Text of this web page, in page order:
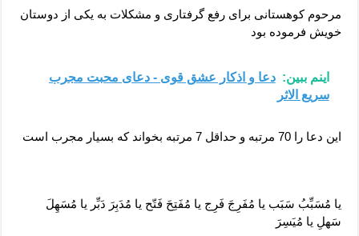
مرحوم کوهستانی برای رفع گرفتاری و مشکلات به یکی از دوستان
خویش فرموده بود
اینم ببین: دعا و اذکار عشق قوی - دعای محبت مجرب
سریع الاثر
این دعا را 70 مرتبه و حداقل 7 مرتبه بخواند که بسیار مجرب است
یا مُسَبِّبُ سَبَب یا مُفَرِجَ فَرِج یا مُفَتِحَ فَتّح یا مُدَبِرَ دَبِّر یا مُسَهِلَ
سَهلِ یا مُیَسِرَ